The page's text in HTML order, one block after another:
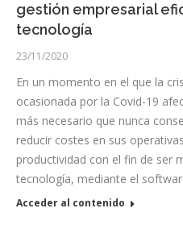
gestión empresarial
tecnología
23/11/2020
En un momento en el que la
ocasionada por la Covid-19
más necesario que nunca
reducir costes en sus
productividad con el fin de ser
tecnología, mediante el
Acceder al contenido